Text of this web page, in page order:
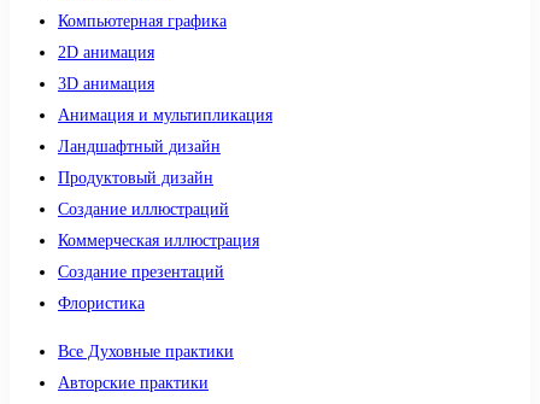
Компьютерная графика
2D анимация
3D анимация
Анимация и мультипликация
Ландшафтный дизайн
Продуктовый дизайн
Создание иллюстраций
Коммерческая иллюстрация
Создание презентаций
Флористика
Все Духовные практики
Авторские практики